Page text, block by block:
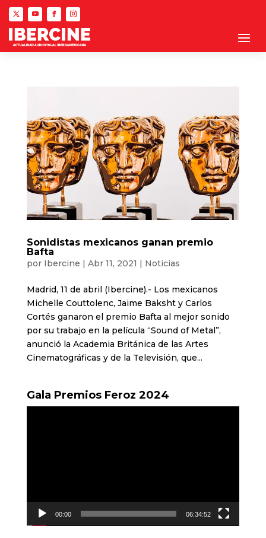
Sonidistas mexicanos ganan premio
Bafta
por Ibercine | Abr 11, 2021 | Noticias
Madrid, 11 de abril (Ibercine).- Los mexicanos
Michelle Couttolenc, Jaime Baksht y Carlos
Cortés ganaron el premio Bafta al mejor sonido
por su trabajo en la película “Sound of Metal”,
anunció la Academia Británica de las Artes
Cinematográficas y de la Televisión, que...
Gala Premios Feroz 2024
00:00 06:34:52